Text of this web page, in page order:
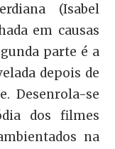
(Isabel
em causas
parte é a
depois de
Desenrola-se
dos filmes
na